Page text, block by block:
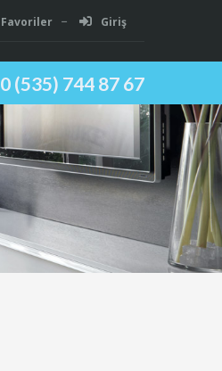
Favoriler Giriş
0 (535) 744 87 67